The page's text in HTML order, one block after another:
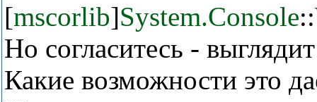
[mscorlib]System.Console::
Но согласитесь -
Какие возможности это